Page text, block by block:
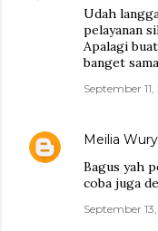
Udah
pelayanan
Apalagi
banget
September
Meilia
Bagus yah
coba juga
September